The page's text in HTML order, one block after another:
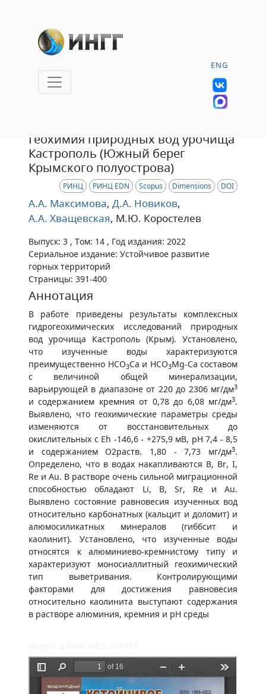
ENG
Геохимия природных вод урочища
Кастрополь (Южный берег
Крымского полуострова)
РИНЦ РИНЦ EDN Scopus Dimensions DOI
А.А. Максимова, Д.А. Новиков,
А.А. Хващевская, М.Ю. Коростелев
Выпуск: 3 , Том: 14 , Год издания: 2022
Сериальное издание: Устойчивое развитие
горных территорий
Страницы: 391-400
Аннотация
В работе приведены результаты комплексных
гидрогеохимических исследований природных
вод урочища Кастрополь (Крым). Установлено,
что изученные воды характеризуются
преимущественно HCO3Ca и HCO3Mg-Ca составом
с величиной общей минерализации,
варьирующей в диапазоне от 220 до 2306 мг/дм3
и содержанием кремния от 0,78 до 6,08 мг/дм3.
Выявлено, что геохимические параметры среды
изменяются от восстановительных до
окислительных с Eh -146,6 - +275,9 мВ, pH 7,4 - 8,5
и содержанием О2раств. 1,80 - 7,73 мг/дм3.
Определено, что в водах накапливаются B, Br, I,
Re и Au. В растворе очень сильной миграционной
способностью обладают Li, B, Sr, Re и Au.
Выявлено состояние равновесия изученных вод
относительно карбонатных (кальцит и доломит) и
алюмосиликатных минералов (гиббсит и
каолинит). Установлено, что изученные воды
относятся к алюминиево-кремнистому типу и
характеризуют моносиаллитный геохимический
тип выветривания. Контролирующими
факторами для достижения равновесия
относительно каолинита выступают содержания
в растворе алюминия, кремния и pH среды